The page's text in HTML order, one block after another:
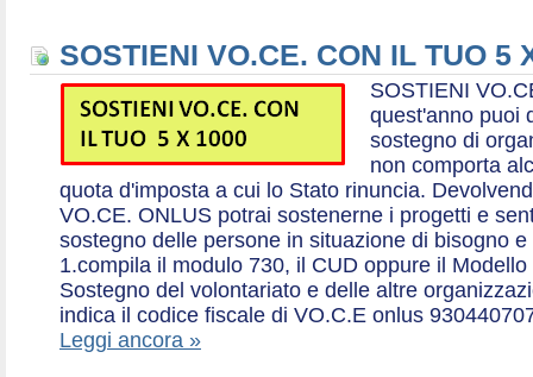
SOSTIENI VO.CE. CON IL TUO 5
SOSTIENI
quest'anno puoi
sostegno di
non comporta
quota d'imposta a cui lo Stato rinuncia.
VO.CE. ONLUS potrai sostenerne i progetti e
sostegno delle persone in situazione di bisogno
1.compila il modulo 730, il CUD oppure il
Sostegno del volontariato e delle altre
indica il codice fiscale di VO.C.E onlus
Leggi ancora »